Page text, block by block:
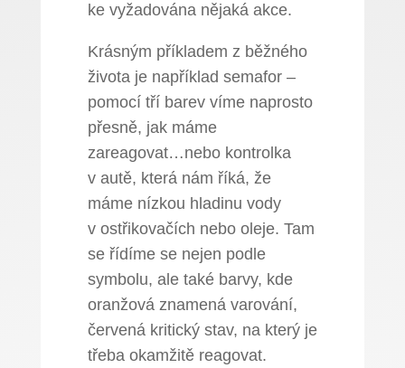
ke vyžadována nějaká akce.
Krásným příkladem z běžného
života je například semafor –
pomocí tří barev víme naprosto
přesně, jak máme
zareagovat…nebo kontrolka
v autě, která nám říká, že
máme nízkou hladinu vody
v ostřikovačích nebo oleje. Tam
se řídíme se nejen podle
symbolu, ale také barvy, kde
oranžová znamená varování,
červená kritický stav, na který je
třeba okamžitě reagovat.